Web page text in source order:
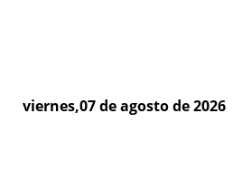
viernes,07 de agosto de 2026